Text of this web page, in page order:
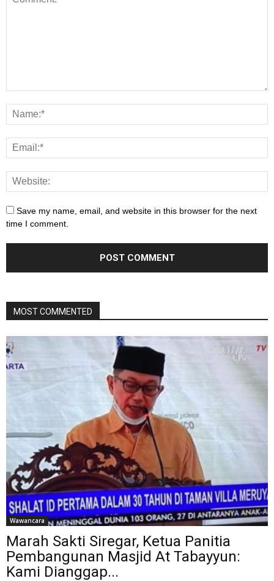
Save my name, email, and website in this browser for the next
time I comment.
MOST COMMENTED
Wawancara
Marah Sakti Siregar, Ketua Panitia
Pembangunan Masjid At Tabayyun:
Kami Dianggap...